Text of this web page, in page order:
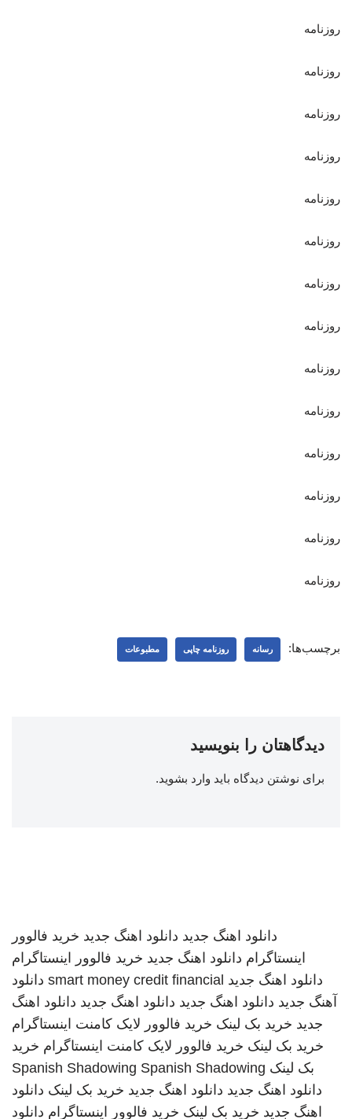
روزنامه
روزنامه
روزنامه
روزنامه
روزنامه
روزنامه
روزنامه
روزنامه
روزنامه
روزنامه
روزنامه
روزنامه
روزنامه
روزنامه
برچسب‌ها: رسانه روزنامه چاپی مطبوعات
دیدگاهتان را بنویسید
برای نوشتن دیدگاه باید وارد بشوید.
دانلود اهنگ جدید دانلود اهنگ جدید خرید فالوور
اینستاگرام دانلود اهنگ جدید خرید فالوور اینستاگرام
دانلود اهنگ جدید smart money credit financial دانلود
آهنگ جدید دانلود اهنگ جدید دانلود اهنگ جدید دانلود اهنگ
جدید خرید بک لینک خرید فالوور لایک کامنت اینستاگرام
خرید بک لینک خرید فالوور لایک کامنت اینستاگرام خرید
بک لینک
Spanish Shadowing Spanish Shadowing
دانلود اهنگ جدید دانلود اهنگ جدید خرید بک لینک دانلود
اهنگ جدید خرید بک لینک خرید فالوور اینستاگرام دانلود